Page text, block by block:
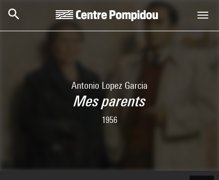
Antonio Lopez Garcia
Mes parents
1956